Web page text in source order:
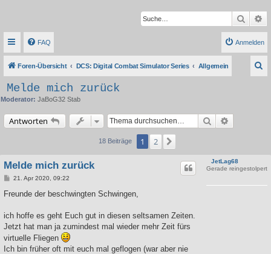
Suche
FAQ Anmelden
Foren-Übersicht DCS: Digital Combat Simulator Series Allgemein
Melde mich zurück
Moderator: JaBoG32 Stab
Antworten Suche
18 Beiträge 1 2
JetLag68
Gerade reingestolpert
Melde mich zurück
B
i
a
21. Apr 2020, 09:22
Freunde der beschwingten Schwingen,
ich hoffe es geht Euch gut in diesen seltsamen Zeiten.
Jetzt hat man ja zumindest mal wieder mehr Zeit fürs
virtuelle Fliegen
Ich bin früher oft mit euch mal geflogen (war aber nie